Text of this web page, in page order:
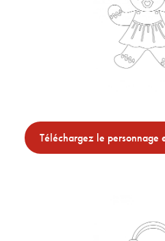
Téléchargez le personnage